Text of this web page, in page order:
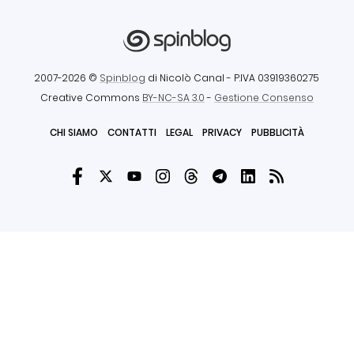
2007-2026 © Spinblog di Nicolò Canal - P.IVA 03919360275
Creative Commons BY-NC-SA 3.0- Gestione Consenso
CHI SIAMO CONTATTI LEGAL PRIVACY PUBBLICITÀ